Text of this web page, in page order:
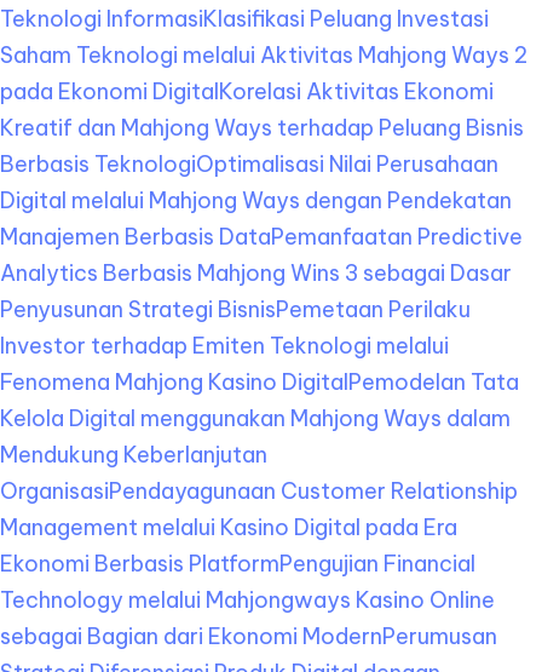
Teknologi InformasiKlasifikasi Peluang Investasi
Saham Teknologi melalui Aktivitas Mahjong Ways 2
pada Ekonomi DigitalKorelasi Aktivitas Ekonomi
Kreatif dan Mahjong Ways terhadap Peluang Bisnis
Berbasis TeknologiOptimalisasi Nilai Perusahaan
Digital melalui Mahjong Ways dengan Pendekatan
Manajemen Berbasis DataPemanfaatan Predictive
Analytics Berbasis Mahjong Wins 3 sebagai Dasar
Penyusunan Strategi BisnisPemetaan Perilaku
Investor terhadap Emiten Teknologi melalui
Fenomena Mahjong Kasino DigitalPemodelan Tata
Kelola Digital menggunakan Mahjong Ways dalam
Mendukung Keberlanjutan
OrganisasiPendayagunaan Customer Relationship
Management melalui Kasino Digital pada Era
Ekonomi Berbasis PlatformPengujian Financial
Technology melalui Mahjongways Kasino Online
sebagai Bagian dari Ekonomi ModernPerumusan